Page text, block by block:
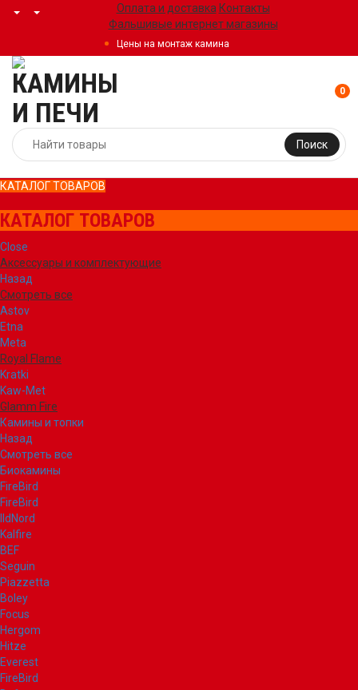
Оплата и доставка Контакты
Фальшивые интернет магазины
Цены на монтаж камина
Поиск
0
КАТАЛОГ ТОВАРОВ
КАТАЛОГ ТОВАРОВ
Close
Аксессуары и комплектующие
Назад
Смотреть все
Astov
Etna
Meta
Royal Flame
Kratki
Kaw-Met
Glamm Fire
Камины и топки
Назад
Смотреть все
Биокамины
FireBird
FireBird
IldNord
Kalfire
BEF
Seguin
Piazzetta
Boley
Focus
Hergom
Hitze
Everest
FireBird